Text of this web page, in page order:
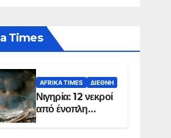
Times
AFRIKA TIMES ΔΙΕΘΝΉ
Νιγηρία: 12 νεκροί
από ένοπλη
επίθεση σε χωριό